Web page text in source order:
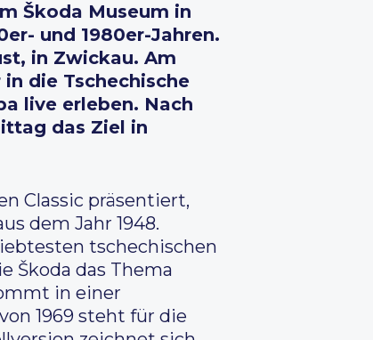
Škoda Museum in
und 1980er-Jahren.
in Zwickau. Am
die Tschechische
live erleben. Nach
das Ziel in
Classic präsentiert,
dem Jahr 1948.
tschechischen
Škoda das Thema
in einer
1969 steht für die